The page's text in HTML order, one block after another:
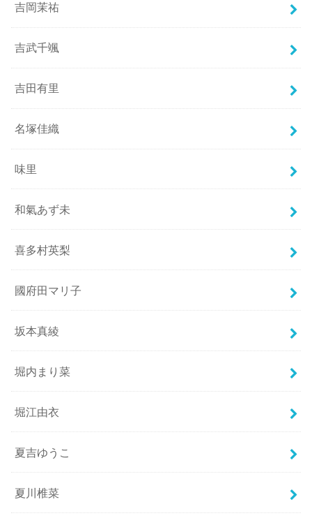
吉岡茉祐
吉武千颯
吉田有里
名塚佳織
味里
和氣あず未
喜多村英梨
國府田マリ子
坂本真綾
堀内まり菜
堀江由衣
夏吉ゆうこ
夏川椎菜